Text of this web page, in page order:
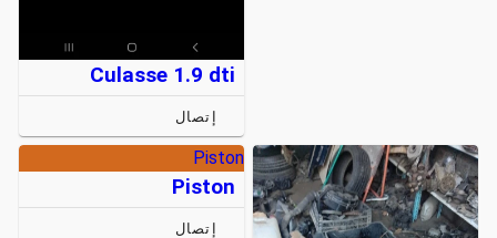
Culasse 1.9 dti
إتصال
Piston
Piston
إتصال